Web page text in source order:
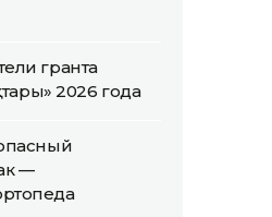
гранта
2026 года
—